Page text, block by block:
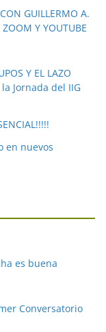
GUILLERMO A.
ZOOM Y YOUTUBE
Y EL LAZO
la Jornada del IIG
en nuevos
es buena
Conversatorio